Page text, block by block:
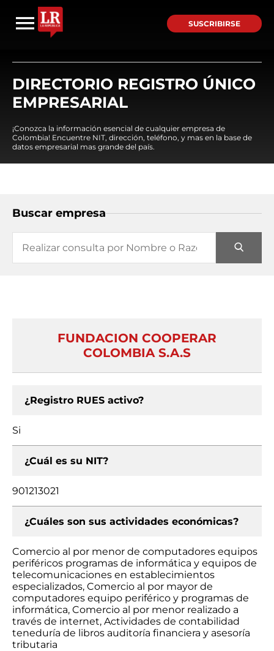
SUSCRIBIRSE
DIRECTORIO REGISTRO ÚNICO
EMPRESARIAL
¡Conozca la información esencial de cualquier empresa de
Colombia! Encuentre NIT, dirección, teléfono, y mas en la base de
datos empresarial mas grande del país.
Buscar empresa
FUNDACION COOPERAR
COLOMBIA S.A.S
¿Registro RUES activo?
Si
¿Cuál es su NIT?
901213021
¿Cuáles son sus actividades económicas?
Comercio al por menor de computadores equipos
periféricos programas de informática y equipos de
telecomunicaciones en establecimientos
especializados, Comercio al por mayor de
computadores equipo periférico y programas de
informática, Comercio al por menor realizado a
través de internet, Actividades de contabilidad
teneduría de libros auditoría financiera y asesoría
tributaria